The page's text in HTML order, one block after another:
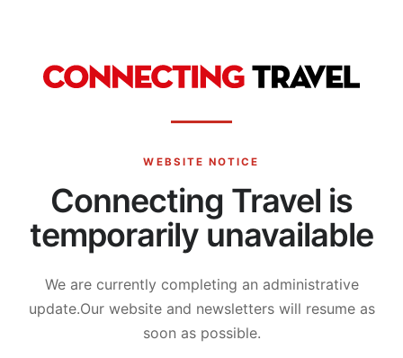
WEBSITE NOTICE
Connecting Travel is
temporarily unavailable
We are currently completing an administrative
update.Our website and newsletters will resume as
soon as possible.